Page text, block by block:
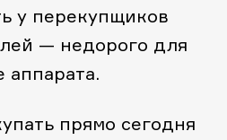
у перекупщиков
— недорого для
аппарата.
прямо сегодня